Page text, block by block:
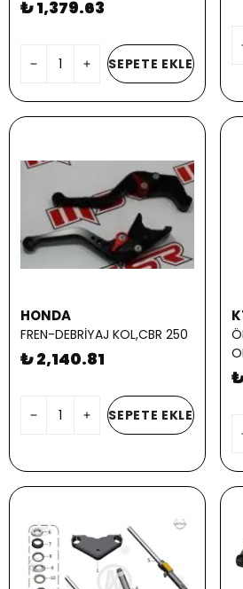
₺ 1,379.63
SEPETE EKLE
HONDA
FREN-DEBRİYAJ KOL,CBR 250
₺ 2,140.81
SEPETE EKLE